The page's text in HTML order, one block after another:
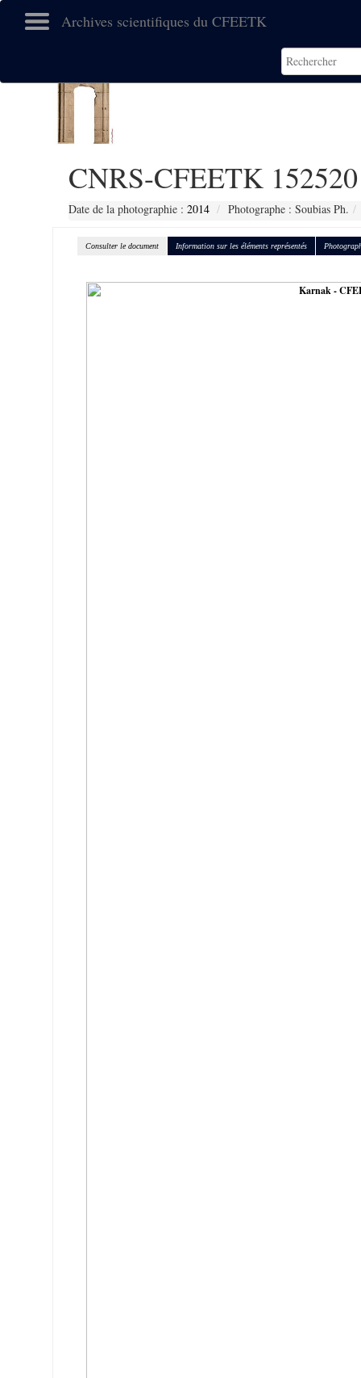
Archives scientifiques du CFEETK
CNRS-CFEETK 152520
Date de la photographie : 2014 Photographe : Soubias Ph.
Consulter le document Information sur les éléments représentés